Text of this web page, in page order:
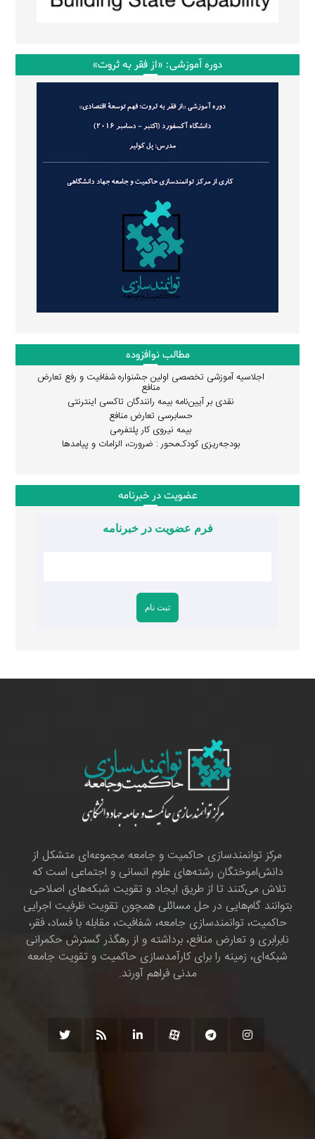
دوره آموزشی: «از فقر به ثروت»
مطالب نوافزوده
اجلاسیه آموزشی تخصصی اولین جشنواره شفافیت و رفع تعارض
منافع
نقدی بر آیین‌نامه بیمه رانندگان تاکسی اینترنتی
حسابرسی تعارض منافع
بیمه نیروی کار پلتفرمی
بودجه‌ریزی کودک‌محور : ضرورت، الزامات و پیامدها
عضویت در خبرنامه
فرم عضویت در خبرنامه
مرکز توانمندسازی حاکمیت و جامعه مجموعه‌ای متشکل از
دانش‌اموختگان رشته‌های علوم انسانی و اجتماعی است که
تلاش می‌کنند تا از طریق ایجاد و تقویت شبکه‌های اصلاحی
بتوانند گام‌هایی در حل مسائلی همچون تقویت ظرفیت اجرایی
حاکمیت، توانمندسازی جامعه، شفافیت، مقابله با فساد، فقر،
نابرابری و تعارض منافع، برداشته و از رهگذر گسترش حکمرانی
شبکه‌ای، زمینه را برای کارآمدسازی حاکمیت و تقویت جامعه
مدنی فراهم آورند.